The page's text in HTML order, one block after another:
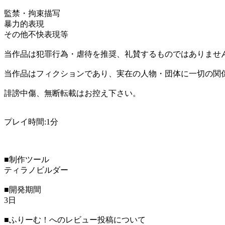
監禁・拘束描写
暴力的表現
その他不快表現等
当作品は犯罪行為・虐待を推奨、礼賛するものではありませ
当作品はフィクションであり、実在の人物・団体に一切の関
誹謗中傷、無断転載はお控え下さい。
プレイ時間:1分
■制作ツール
ティラノビルダー
■開発期間
3日
■ふりーむ！へのレビュー投稿について